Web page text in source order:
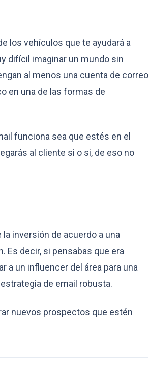
los vehículos que te ayudará a
difícil imaginar un mundo sin
al menos una cuenta de correo
en una de las formas de
funciona sea que estés en el
al cliente si o si, de eso no
inversión de acuerdo a una
Es decir, si pensabas que era
a un influencer del área para una
de email robusta.
nuevos prospectos que estén